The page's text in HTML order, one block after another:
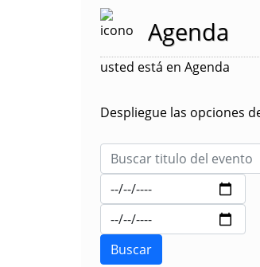
Agenda
usted está en Agenda
Despliegue las opciones